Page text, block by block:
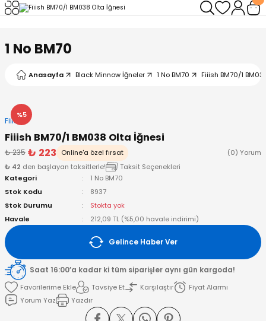
1 No BM70
Anasayfa Black Minnow İğneler 1 No BM70 Fiiish BM70/1
%5
Fiiish
Fiiish BM70/1 BM038 Olta İğnesi
₺ 235 ₺ 223 Online'a özel fırsat
(0) Yorum
₺ 42 den başlayan taksitlerle!
Taksit Seçenekleri
Kategori
1 No BM70
Stok Kodu
8937
Stok Durumu
Stokta yok
Havale
212,09 TL (%5,00 havale indirimi)
Gelince Haber Ver
Saat 16:00’a kadar ki tüm siparişler aynı gün kargoda!
Tavsiye Et
Karşılaştır
Fiyat Alarmı
Yorum Yaz
Yazdır
Geri Dön
Makineleri
Geri Dön
Kamışlar
Geri Dön
Misinalar
Misinalar
Geri Dön
- Klips
Halka
Geri Dön
Geri Dön
& El Feneri